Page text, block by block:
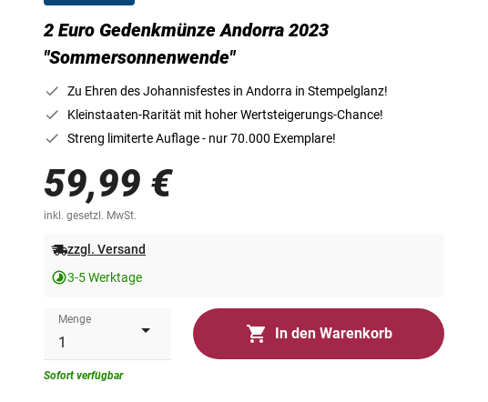
Die Vorderseite der 2 Euro Gedenkmünze Andorra 2023
2 Euro Gedenkmünze Andorra 2023
"Sommersonnenwende"
Zu Ehren des Johannisfestes in Andorra in Stempelglanz!
Kleinstaaten-Rarität mit hoher Wertsteigerungs-Chance!
Streng limiterte Auflage - nur 70.000 Exemplare!
59,99 €
inkl. gesetzl. MwSt.
zzgl. Versand
3-5 Werktage
Menge
In den Warenkorb
Sofort verfügbar